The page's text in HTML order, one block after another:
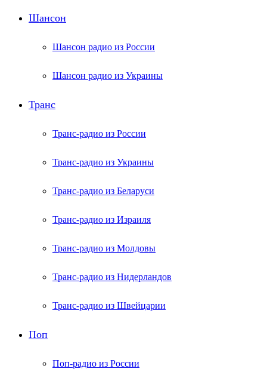
Шансон
Шансон радио из России
Шансон радио из Украины
Транс
Транс-радио из России
Транс-радио из Украины
Транс-радио из Беларуси
Транс-радио из Израиля
Транс-радио из Молдовы
Транс-радио из Нидерландов
Транс-радио из Швейцарии
Поп
Поп-радио из России